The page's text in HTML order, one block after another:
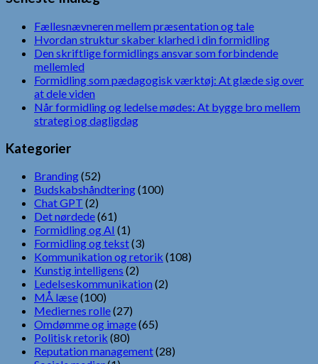
Fællesnævneren mellem præsentation og tale
Hvordan struktur skaber klarhed i din formidling
Den skriftlige formidlings ansvar som forbindende
mellemled
Formidling som pædagogisk værktøj: At glæde sig over
at dele viden
Når formidling og ledelse mødes: At bygge bro mellem
strategi og dagligdag
Kategorier
Branding(52)
Budskabshåndtering(100)
Chat GPT (2)
Det nørdede(61)
Formidling og AI (1)
Formidling og tekst(3)
Kommunikation og retorik (108)
Kunstig intelligens (2)
Ledelseskommunikation (2)
MÅ læse(100)
Mediernes rolle(27)
Omdømme og image(65)
Politisk retorik (80)
Reputation management(28)